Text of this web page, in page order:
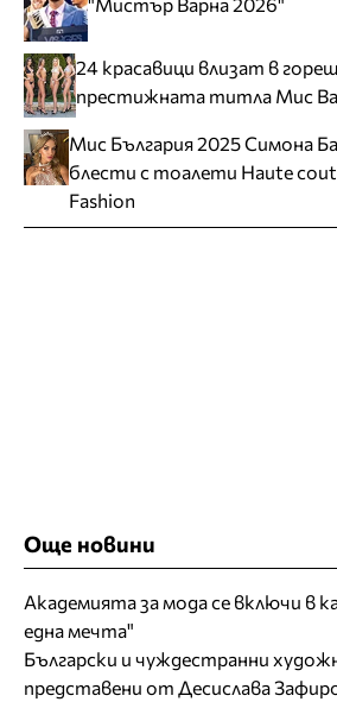
"Мистър Варна 2026"
24 красавици влизат в
престижната титла Мис
Мис България 2025 Симона
блести с тоалети Haute
Fashion
Още новини
Академията за мода се включи в
една мечта"
Български и чуждестранни
представени от Десислава